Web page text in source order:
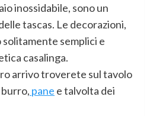
inossidabile, sono un
tascas. Le decorazioni,
semplici e
casalinga.
arrivo troverete sul tavolo
pane e talvolta dei